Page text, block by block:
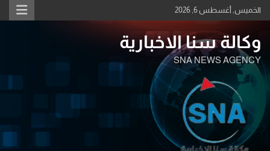
Skip
to
الخميس, أغسطس 6, 2026
وكالة سنا الاخبارية
SNA NEWS AGENCY